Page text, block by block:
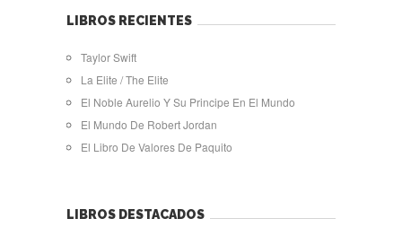
LIBROS RECIENTES
Taylor Swift
La Elite / The Elite
El Noble Aurelio Y Su Principe En El Mundo
El Mundo De Robert Jordan
El Libro De Valores De Paquito
LIBROS DESTACADOS